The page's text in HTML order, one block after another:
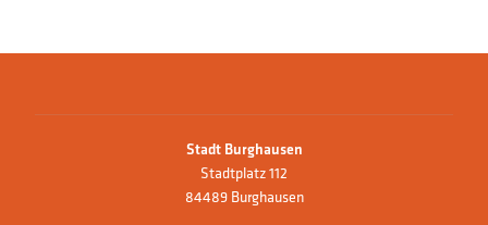
Stadt Burghausen
Stadtplatz 112
84489 Burghausen